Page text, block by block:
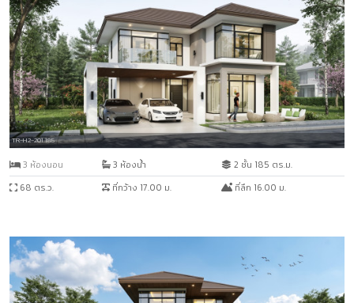
TR-H2-201.185
3 ห้องนอน 3 ห้องน้ำ
2 ชั้น 185 ตร.ม.
68 ตร.ว.
ที่กว้าง 17.00 ม. ที่ลึก 16.00 ม.